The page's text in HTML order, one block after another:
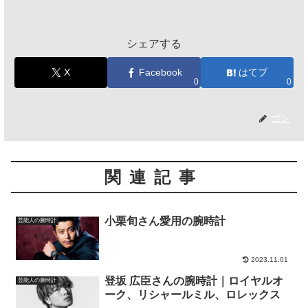
シェアする
X Facebook
0
はてブ
0
ゴン
関連記事
芸能人の腕時計 小栗旬さん愛用の腕時計
2023.11.01
芸能人の腕時計
登坂 広臣さんの腕時計｜ロイヤルオ
ーク、リシャールミル、ロレックス